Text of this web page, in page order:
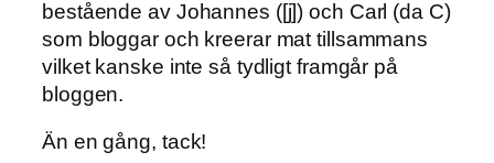
bestående av Johannes ([j]) och Carl (da C)
som bloggar och kreerar mat tillsammans
vilket kanske inte så tydligt framgår på
bloggen.
Än en gång, tack!